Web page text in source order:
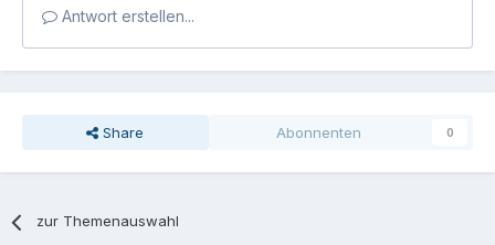
Antwort erstellen...
Share Abonnenten 0
zur Themenauswahl